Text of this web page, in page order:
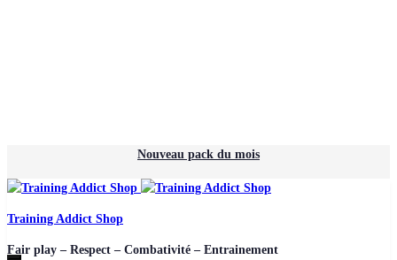
Nouveau pack du mois
Training Addict Shop
Fair play – Respect – Combativité – Entrainement